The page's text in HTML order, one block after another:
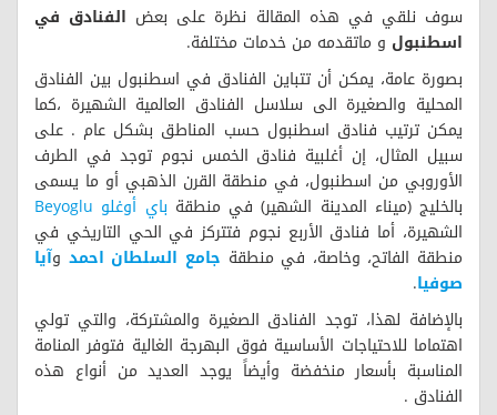
سوف نلقي في هذه المقالة نظرة على بعض الفنادق في
اسطنبول و ماتقدمه من خدمات مختلفة.
بصورة عامة، يمكن أن تتباين الفنادق في اسطنبول بين الفنادق
المحلية والصغيرة الى سلاسل الفنادق العالمية الشهيرة ،كما
يمكن ترتيب فنادق اسطنبول حسب المناطق بشكل عام . على
سبيل المثال، إن أغلبية فنادق الخمس نجوم توجد في الطرف
الأوروبي من اسطنبول، في منطقة القرن الذهبي أو ما يسمى
بالخليج (ميناء المدينة الشهير) في منطقة باي أوغلو Beyoglu
الشهيرة، أما فنادق الأربع نجوم فتتركز في الحي التاريخي في
منطقة الفاتح، وخاصة، في منطقة جامع السلطان احمد وآيا
صوفيا.
بالإضافة لهذا، توجد الفنادق الصغيرة والمشتركة، والتي تولي
اهتماما للاحتياجات الأساسية فوق البهرجة الغالية فتوفر المنامة
المناسبة بأسعار منخفضة وأيضاً يوجد العديد من أنواع هذه
الفنادق .